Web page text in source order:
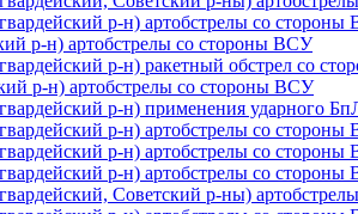
р-н) артобстрелы со
р-н) артобстрелы со стороны ВСУ
р-н) ракетный обстрел со
р-н) артобстрелы со стороны ВСУ
р-н) применения ударного
р-н) артобстрелы со
р-н) артобстрелы со
р-н) артобстрелы со
Советский р-ны)